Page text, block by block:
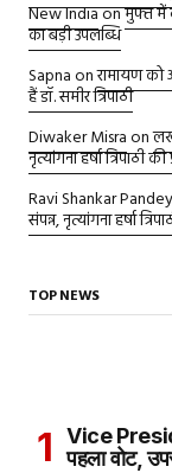
New Indiaonमुफ्त में
का बड़ी उपलब्धि
Sapnaonरामायण को
हैं डॉ. समीर त्रिपाठी
Diwaker Misraon
नृत्यांगना हर्षा त्रिपाठी
Ravi Shankar Pandey
संपन्न, नृत्यांगना हर्षा
TOP NEWS
Vice
पहला वोट,